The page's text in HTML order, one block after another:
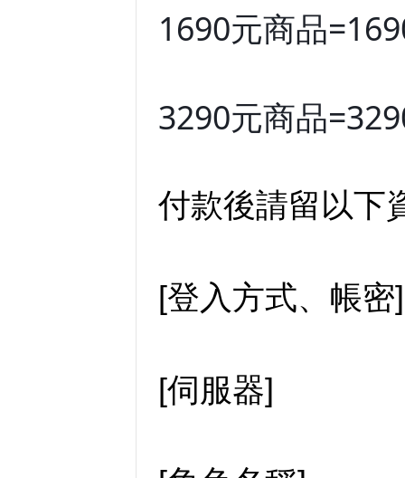
1690元商品
3290元商品
付款後請留以下
[登入方式、帳密]
[伺服器]